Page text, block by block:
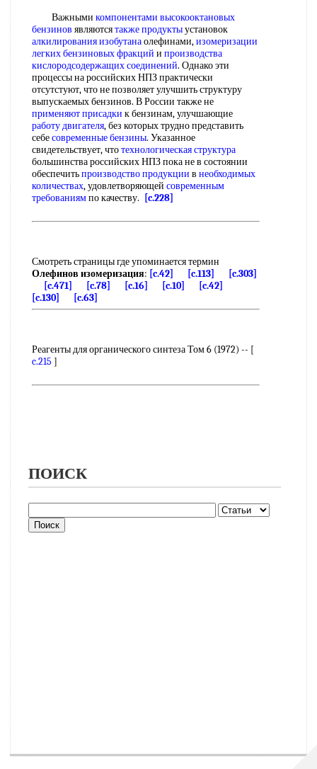
Важными компонентами высокооктановых
бензинов являютсятакже продуктыустановок
алкилирования изобутанаолефинами,изомеризации
легких бензиновых фракций и производства
кислородсодержащих соединений. Однако эти
процессы на российских НПЗ практически
отсутстуют, что не позволяет улучшить структуру
выпускаемых бензинов. В России также не
применяют присадки к бензинам, улучшающие
работу двигателя, без которых трудно представить
себесовременные бензины. Указанное
свидетельствует, чтотехнологическая структура
большинства российских НПЗ пока не в состоянии
обеспечитьпроизводство продукции в необходимых
количествах, удовлетворяющей современным
требованиямпо качеству. [c.228]
Смотреть страницы где упоминается термин
Олефинов изомеризация: [c.42] [c.113]
[c.303]
[c.471]
[c.78] [c.16] [c.10]
[c.42]
[c.130]
[c.63]
Реагенты для органического синтеза Том 6 (1972) -- [
c.215 ]
ПОИСК